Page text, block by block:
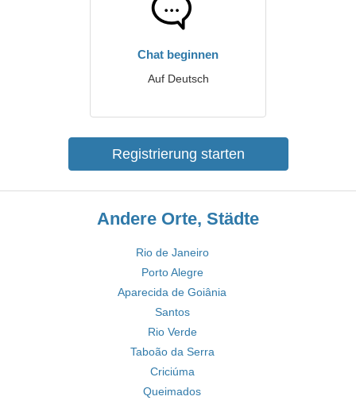
Chat beginnen
Auf Deutsch
Registrierung starten
Andere Orte, Städte
Rio de Janeiro
Porto Alegre
Aparecida de Goiânia
Santos
Rio Verde
Taboão da Serra
Criciúma
Queimados